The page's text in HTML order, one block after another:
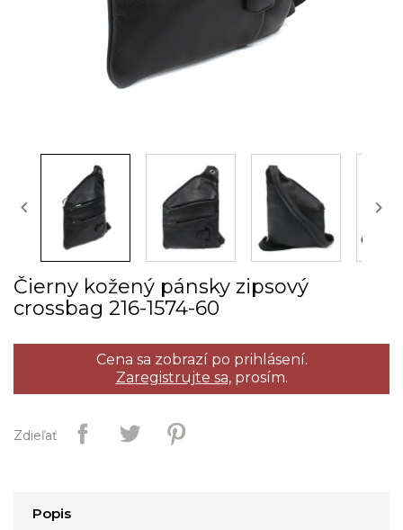
 
Čierny kožený pánsky zipsový
crossbag 216­-1574­-60
Cena sa zobrazí po prihlásení.
Zaregistrujte sa,prosím.
Zdieľať
Popis